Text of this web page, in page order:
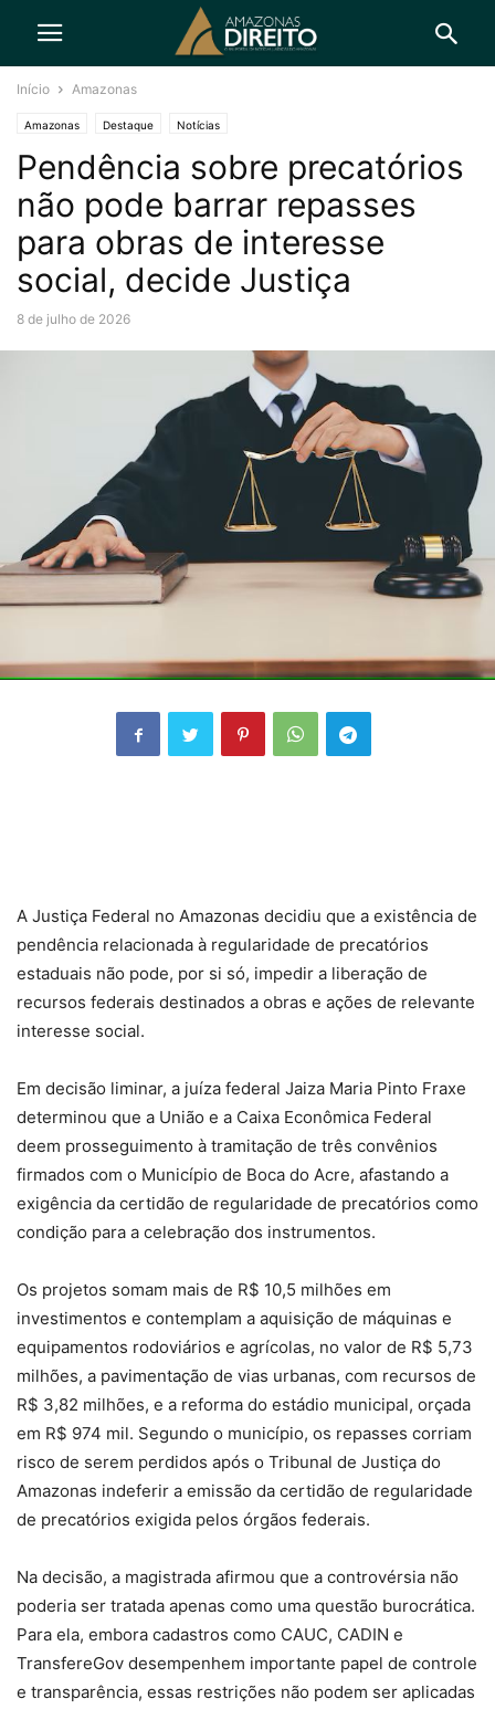
Início Amazonas
Amazonas Destaque Notícias
Pendência sobre precatórios
não pode barrar repasses
para obras de interesse
social, decide Justiça
8 de julho de 2026
A Justiça Federal no Amazonas decidiu que a existência de
pendência relacionada à regularidade de precatórios
estaduais não pode, por si só, impedir a liberação de
recursos federais destinados a obras e ações de relevante
interesse social.
Em decisão liminar, a juíza federal Jaiza Maria Pinto Fraxe
determinou que a União e a Caixa Econômica Federal
deem prosseguimento à tramitação de três convênios
firmados com o Município de Boca do Acre, afastando a
exigência da certidão de regularidade de precatórios como
condição para a celebração dos instrumentos.
Os projetos somam mais de R$ 10,5 milhões em
investimentos e contemplam a aquisição de máquinas e
equipamentos rodoviários e agrícolas, no valor de R$ 5,73
milhões, a pavimentação de vias urbanas, com recursos de
R$ 3,82 milhões, e a reforma do estádio municipal, orçada
em R$ 974 mil. Segundo o município, os repasses corriam
risco de serem perdidos após o Tribunal de Justiça do
Amazonas indeferir a emissão da certidão de regularidade
de precatórios exigida pelos órgãos federais.
Na decisão, a magistrada afirmou que a controvérsia não
poderia ser tratada apenas como uma questão burocrática.
Para ela, embora cadastros como CAUC, CADIN e
TransfereGov desempenhem importante papel de controle
e transparência, essas restrições não podem ser aplicadas